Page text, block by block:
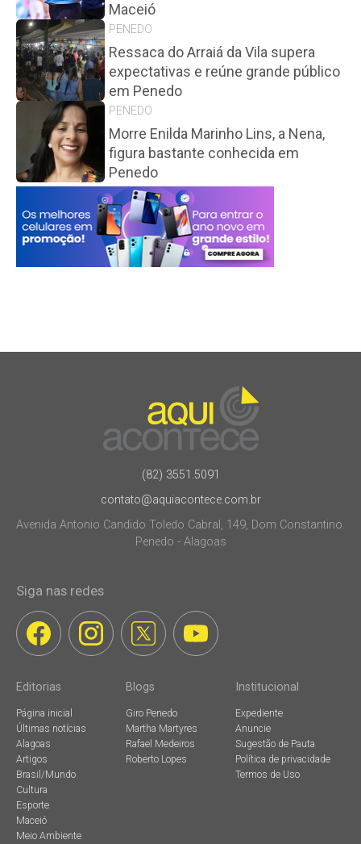
Maceió
PENEDO
Ressaca do Arraiá da Vila supera
expectativas e reúne grande público
em Penedo
PENEDO
Morre Enilda Marinho Lins, a Nena,
figura bastante conhecida em
Penedo
(82) 3551.5091
contato@aquiacontece.com.br
Avenida Antonio Candido Toledo Cabral, 149, Dom Constantino.
Penedo - Alagoas
Siga nas redes
Editorias
Página inicial
Últimas notícias
Alagoas
Artigos
Brasil/Mundo
Cultura
Esporte
Maceió
Meio Ambiente
Blogs
Giro Penedo
Martha Martyres
Rafael Medeiros
Roberto Lopes
Institucional
Expediente
Anuncie
Sugestão de Pauta
Política de privacidade
Termos de Uso